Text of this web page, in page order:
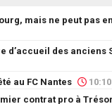
au FC Nantes
10:10